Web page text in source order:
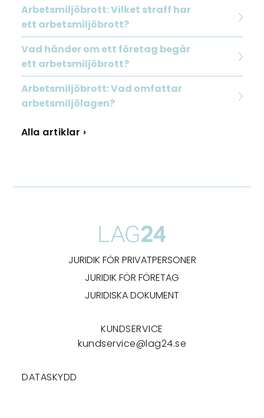
Arbetsmiljöbrott: Vilket straff har
ett arbetsmiljöbrott?
Vad händer om ett företag begår
ett arbetsmiljöbrott?
Arbetsmiljöbrott: Vad omfattar
arbetsmiljölagen?
Alla artiklar ›
JURIDIK FÖR PRIVATPERSONER
JURIDIK FÖR FÖRETAG
JURIDISKA DOKUMENT
KUNDSERVICE
kundservice@lag24.se
DATASKYDD